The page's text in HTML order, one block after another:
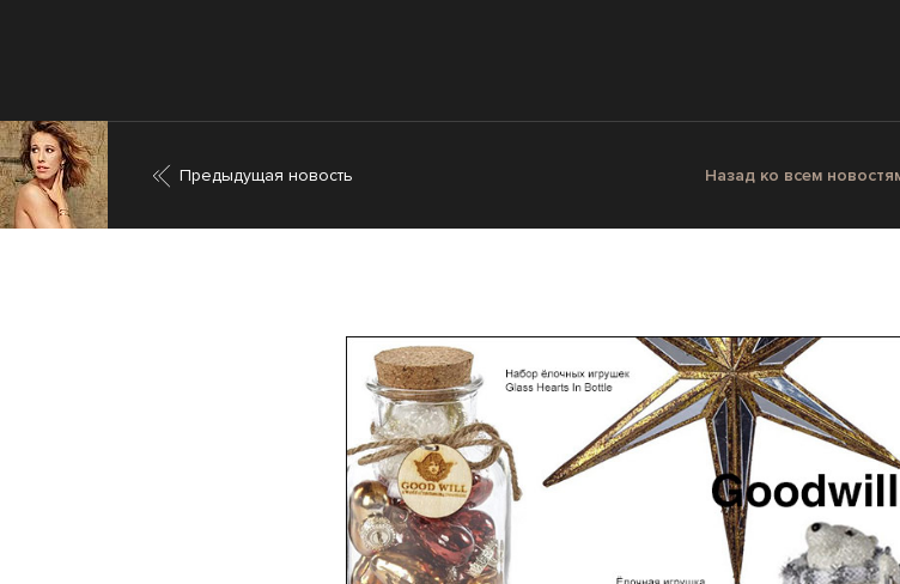
Предыдущая новость Назад ко всем